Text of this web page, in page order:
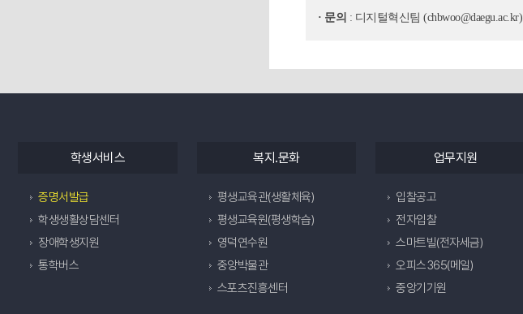
· 문의 : 디지털혁신팀 (chbwoo@daegu.ac.kr)
학생서비스
증명서발급
학생생활상담센터
장애학생지원
통학버스
복지.문화
평생교육관(생활체육)
평생교육원(평생학습)
영덕연수원
중앙박물관
스포츠진흥센터
업무지원
입찰공고
전자입찰
스마트빌(전자세금)
오피스365(메일)
중앙기기원